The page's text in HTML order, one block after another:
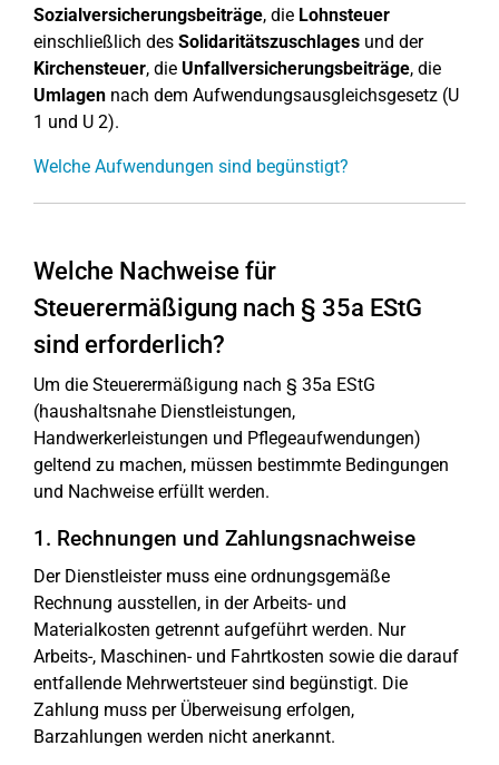
Sozialversicherungsbeiträge, die Lohnsteuer
einschließlich des Solidaritätszuschlages und der
Kirchensteuer, die Unfallversicherungsbeiträge, die
Umlagen nach dem Aufwendungsausgleichsgesetz (U
1 und U 2).
Welche Aufwendungen sind begünstigt?
Welche Nachweise für
Steuerermäßigung nach § 35a EStG
sind erforderlich?
Um die Steuerermäßigung nach § 35a EStG
(haushaltsnahe Dienstleistungen,
Handwerkerleistungen und Pflegeaufwendungen)
geltend zu machen, müssen bestimmte Bedingungen
und Nachweise erfüllt werden.
1. Rechnungen und Zahlungsnachweise
Der Dienstleister muss eine ordnungsgemäße
Rechnung ausstellen, in der Arbeits- und
Materialkosten getrennt aufgeführt werden. Nur
Arbeits-, Maschinen- und Fahrtkosten sowie die darauf
entfallende Mehrwertsteuer sind begünstigt. Die
Zahlung muss per Überweisung erfolgen,
Barzahlungen werden nicht anerkannt.